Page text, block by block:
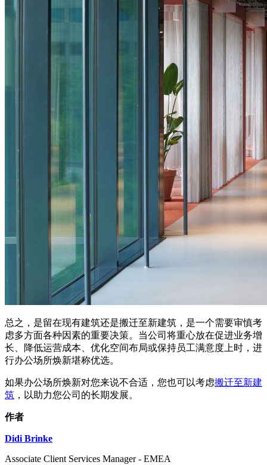
总之，是留在现有建筑还是搬迁至新建筑，是一个需要审慎考
虑多方面各种因素的重要决策。当公司将重心放在促进业务增
长、降低运营成本、优化空间布局或保持员工满意度上时，进
行办公场所焕新堪称优选。
如果办公场所焕新对您来说不合适，您也可以考虑搬迁至新建
筑 ，以助力您公司的长期发展。
作者
Didi Brinke
Associate Client Services Manager - EMEA